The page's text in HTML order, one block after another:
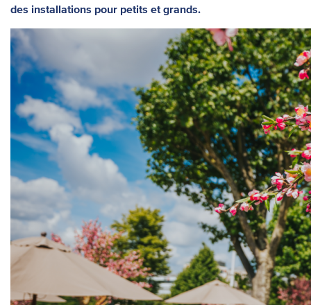
des installations pour petits et grands.